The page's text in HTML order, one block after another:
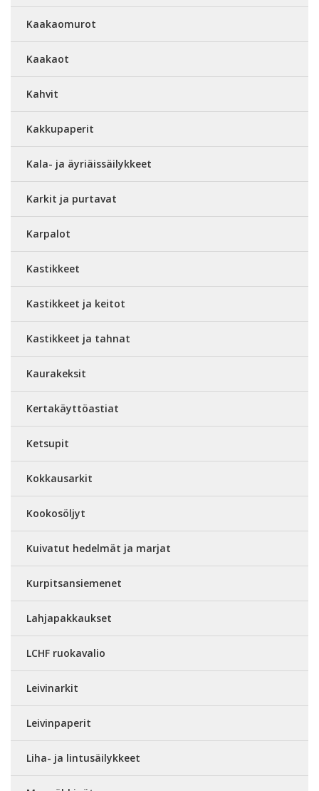
Kaakaomurot
Kaakaot
Kahvit
Kakkupaperit
Kala- ja äyriäissäilykkeet
Karkit ja purtavat
Karpalot
Kastikkeet
Kastikkeet ja keitot
Kastikkeet ja tahnat
Kaurakeksit
Kertakäyttöastiat
Ketsupit
Kokkausarkit
Kookosöljyt
Kuivatut hedelmät ja marjat
Kurpitsansiemenet
Lahjapakkaukset
LCHF ruokavalio
Leivinarkit
Leivinpaperit
Liha- ja lintusäilykkeet